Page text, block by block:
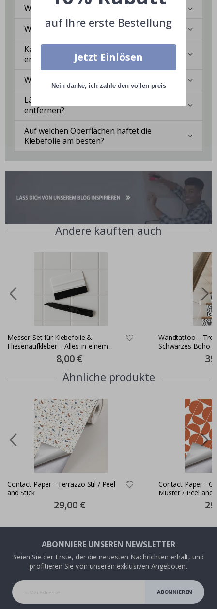
Wie bringe ich die Klebefolie an?
Wie reinige ich die Oberfläche?
Kann ich eine maßgeschneiderte Lösung
erhalten?
Wie langlebig ist die Klebefolie?
Lässt sich die Klebefolie rückstandslos
entfernen?
Auf welchen Oberflächen haftet die
Klebefolie am besten?
Andere kauften auch
Messer-Set für Klebefolie &
Fliesenaufkleber – Alles-in-einem
Special
Price
8,00 €
Wandtattoo –
Schwarzes Boho-
Ähnliche produkte
Contact Paper - Terrazzo Stil / Peel
and Stick
Special
Price
29,00 €
Contact Paper -
Muster / Peel and
ABONNIERE UNSEREN NEWSLETTER
Seien Sie der Erste, der die neuesten Nachrichten erhält, und
profitieren Sie von unseren exklusiven Angeboten.
ABONNIEREN
auf Ihre erste Bestellung
Jetzt Einlösen
Nein danke, ich zahle den vollen preis